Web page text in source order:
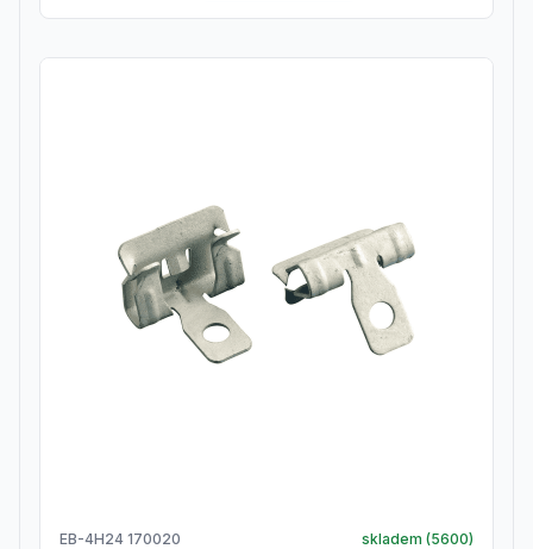
EB-4H24 170020 skladem (5600)